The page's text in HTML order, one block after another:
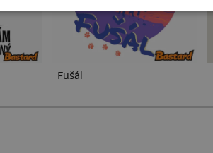
Fušál